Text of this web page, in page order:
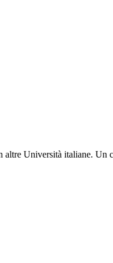
Università italiane. Un